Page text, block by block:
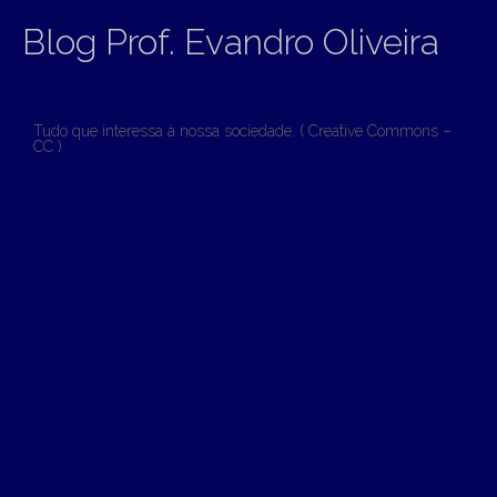
Blog Prof. Evandro Oliveira
Tudo que interessa à nossa sociedade. ( Creative Commons –
CC )